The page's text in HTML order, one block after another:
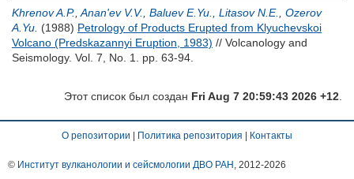
Khrenov A.P. Anan'ev V.V. Baluev E.Yu. Litasov N.E.
Ozerov
A.Yu. (1988) Petrology of Products Erupted from Klyuchevskoi
Volcano (Predskazannyi Eruption, 1983) // Volcanology and
Seismology. Vol. 7, No. 1. pp. 63-94.
Этот список был создан Fri Aug 7 20:59:43 2026 +12
О репозитории Политика репозитория Контакты
© Институт вулканологии и сейсмологии ДВО РАН , 2012-2026